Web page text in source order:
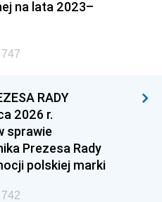
na lata 2023–
RADY
2026 r.
sprawie
Prezesa Rady
polskiej marki